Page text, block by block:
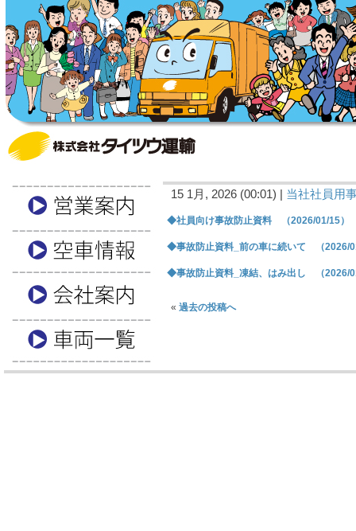
15 1月, 2026 (00:01) | 当社社員用
◆社員向け事故防止資料 （2026/01/15）
◆事故防止資料_前の車に続いて （2026/
◆事故防止資料_凍結、はみ出し （2026/
« 過去の投稿へ